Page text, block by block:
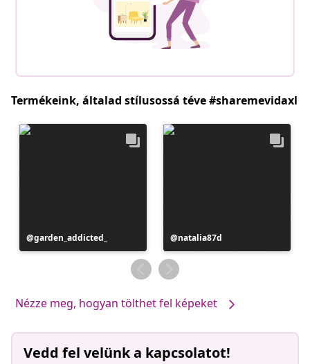
Termékeink, általad stílusossá téve #sharemevidaxl
Bejegyzés
közzétevője
garden_addicted_
Bejegyzés
közzétevője
natalia87d
Nézze meg, hogyan tölthet fel képeket
Vedd fel velünk a kapcsolatot!